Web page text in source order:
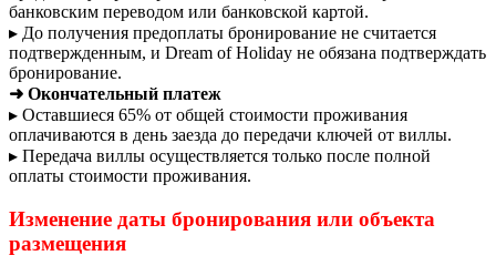
банковским переводом или банковской картой.
▸ До получения предоплаты бронирование не считается
подтвержденным, и Dream of Holiday не обязана подтверждать
бронирование.
➜ Окончательный платеж
▸ Оставшиеся 65% от общей стоимости проживания
оплачиваются в день заезда до передачи ключей от виллы.
▸ Передача виллы осуществляется только после полной
оплаты стоимости проживания.
Изменение даты бронирования или объекта
размещения